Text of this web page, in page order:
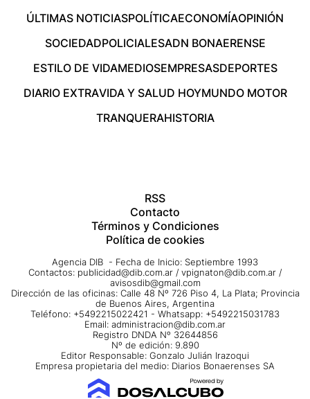
ÚLTIMAS NOTICIASPOLÍTICAECONOMÍAOPINIÓN
SOCIEDADPOLICIALESADN BONAERENSE
ESTILO DE VIDAMEDIOSEMPRESASDEPORTES
DIARIO EXTRAVIDA Y SALUD HOYMUNDO MOTOR
TRANQUERAHISTORIA
RSS
Contacto
Términos y Condiciones
Política de cookies
Agencia DIB - Fecha de Inicio: Septiembre 1993
Contactos: publicidad@dib.com.ar / vpignaton@dib.com.ar /
avisosdib@gmail.com
Dirección de las oficinas: Calle 48 Nº 726 Piso 4, La Plata; Provincia
de Buenos Aires, Argentina
Teléfono: +5492215022421 - Whatsapp: +5492215031783
Email: administracion@dib.com.ar
Registro DNDA Nº 32644856
Nº de edición: 9.890
Editor Responsable: Gonzalo Julián Irazoqui
Empresa propietaria del medio: Diarios Bonaerenses SA